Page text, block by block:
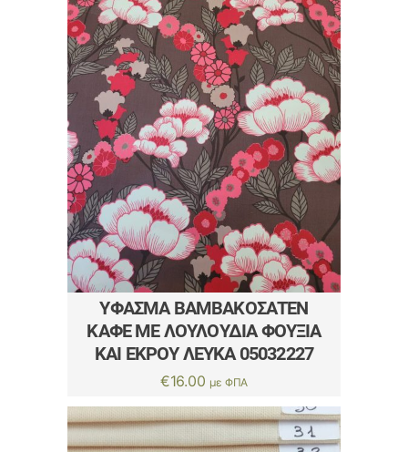
ΎΦΑΣΜΑ ΒΑΜΒΑΚΟΣΑΤΈΝ
ΚΑΦΈ ΜΕ ΛΟΥΛΟΎΔΙΑ ΦΟΎΞΙΑ
ΚΑΙ ΕΚΡΟΎ ΛΕΥΚΆ 05032227
€16.00 με ΦΠΑ